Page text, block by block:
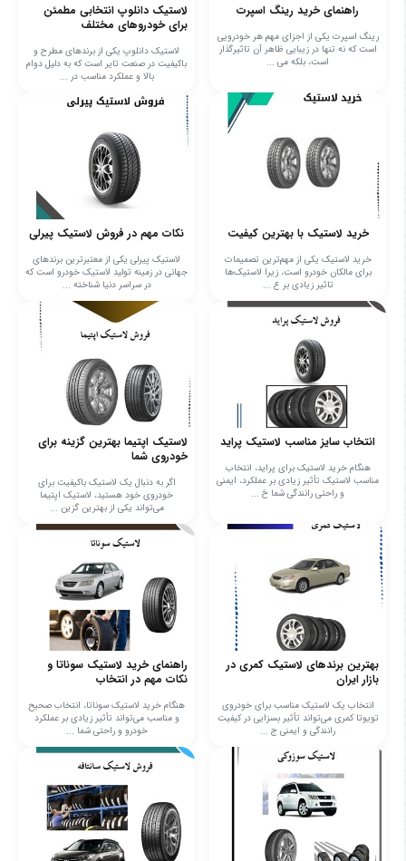
راهنمای خرید رینگ اسپرت
رینگ اسپرت یکی از اجزای مهم هر خودرویی
است که نه تنها در زیبایی ظاهر آن تاثیرگذار
است، بلکه می‌ ...
لاستیک دانلوپ انتخابی مطمئن
برای خودروهای مختلف
لاستیک دانلوپ یکی از برندهای مطرح و
باکیفیت در صنعت تایر است که به دلیل دوام
بالا و عملکرد مناسب در ...
خرید لاستیک با بهترین کیفیت
خرید لاستیک یکی از مهم‌ترین تصمیمات
برای مالکان خودرو است، زیرا لاستیک‌ها
تاثیر زیادی بر ع ...
نکات مهم در فروش لاستیک پیرلی
لاستیک پیرلی یکی از معتبرترین برندهای
جهانی در زمینه تولید لاستیک خودرو است که
در سراسر دنیا شناخته ...
انتخاب سایز مناسب لاستیک پراید
هنگام خرید لاستیک برای پراید، انتخاب
مناسب لاستیک تأثیر زیادی بر عملکرد، ایمنی
و راحتی رانندگی شما خ ...
لاستیک اپتیما بهترین گزینه برای
خودروی شما
اگر به دنبال یک لاستیک باکیفیت برای
خودروی خود هستید، لاستیک اپتیما
می‌تواند یکی از بهترین گزین ...
بهترین برندهای لاستیک کمری در
بازار ایران
انتخاب یک لاستیک مناسب برای خودروی
تویوتا کمری می‌تواند تأثیر بسزایی در کیفیت
رانندگی و ایمنی ج ...
راهنمای خرید لاستیک سوناتا و
نکات مهم در انتخاب
هنگام خرید لاستیک سوناتا، انتخاب صحیح
و مناسب می‌تواند تأثیر زیادی بر عملکرد
خودرو و راحتی شما ...